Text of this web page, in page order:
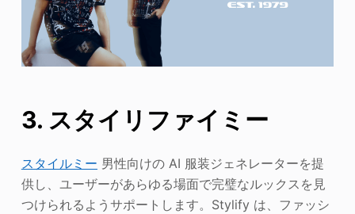
3. スタイリファイミー
スタイルミー 男性向けの AI 服装ジェネレーターを提
供し、ユーザーがあらゆる場面で完璧なルックスを見
つけられるようサポートします。Stylify は、ファッシ